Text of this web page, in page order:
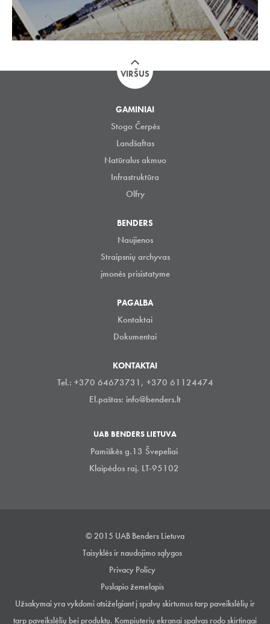
VIRŠUS
GAMINIAI
Stogo Čerpės
Landšaftas
Natūralus akmuo
Infrastruktūra
Olfry
BENDERS
Naujienos
Straipsnių archyvas
įmonės prisistatyme
PAGALBA
Kontaktai
Dokumentai
KONTAKTAI
Tel.: +370 64673731, +370 61124474
El.paštas: info@benders.lt
UAB BENDERS LIETUVA
Pamiškės g.13 Švepeliai
Klaipėdos raj. LT-95102
© 2015 UAB Benders Lietuva
Taisyklės ir naudojimo sąlygos
Privacy Policy
Puslapio žemelapis
Užsakymai yra vykdomi atsiželgiant į spalvų skirtumus tarp paveikslėlių ir
tarp paveikslėlių bei produktų. Kompiuterių ekranai spalvas rodo skirtingai